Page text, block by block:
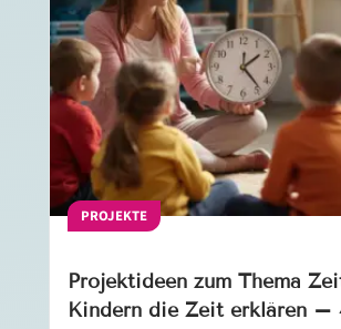
PROJEKTE
Projektideen zum Thema
Kindern die Zeit erklären –